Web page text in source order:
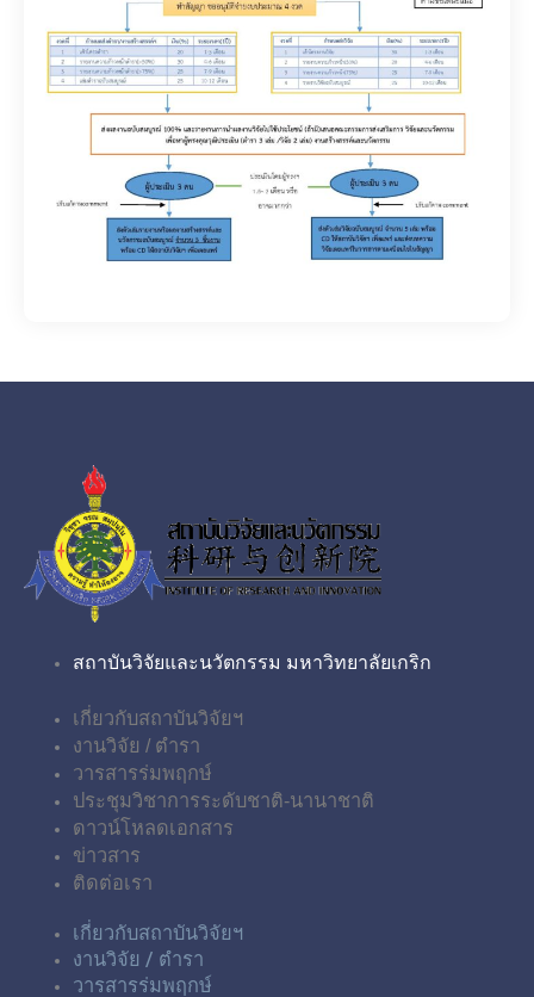
สถาบันวิจัยและนวัตกรรม มหาวิทยาลัยเกริก
เกี่ยวกับสถาบันวิจัยฯ
งานวิจัย / ตำรา
วารสารร่มพฤกษ์
ประชุมวิชาการระดับชาติ-นานาชาติ
ดาวน์โหลดเอกสาร
ข่าวสาร
ติดต่อเรา
เกี่ยวกับสถาบันวิจัยฯ
งานวิจัย / ตำรา
วารสารร่มพฤกษ์